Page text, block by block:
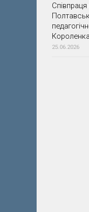
Співпраця
25.06.2026